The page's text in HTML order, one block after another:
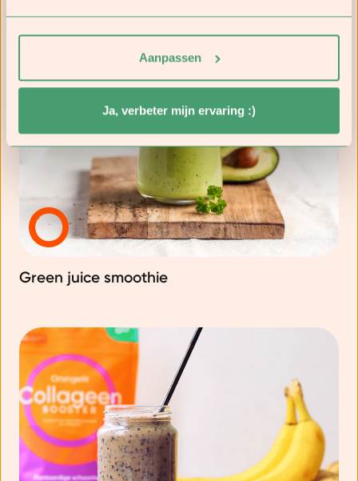
Aanpassen
Ja, verbeter mijn ervaring :)
Green juice smoothie